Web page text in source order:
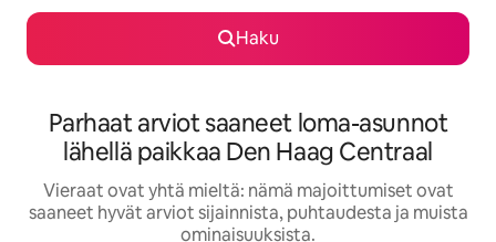
Haku
Parhaat arviot saaneet loma-asunnot
lähellä paikkaa Den Haag Centraal
Vieraat ovat yhtä mieltä: nämä majoittumiset ovat
saaneet hyvät arviot sijainnista, puhtaudesta ja muista
ominaisuuksista.